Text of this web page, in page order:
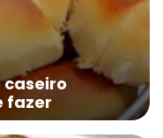
caseiro
fazer